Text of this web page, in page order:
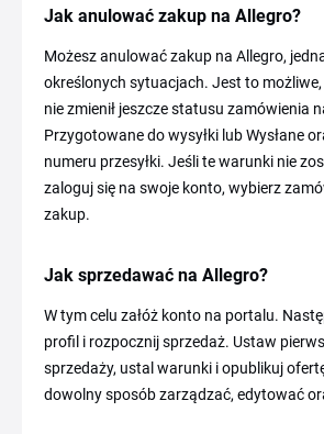
Jak anulować zakup na Allegro?
Możesz anulować zakup na Allegro,
określonych sytuacjach. Jest to
nie zmienił jeszcze statusu zamówienia
Przygotowane do wysyłki lub Wysłane
numeru przesyłki. Jeśli te warunki nie
zaloguj się na swoje konto, wybierz
zakup.
Jak sprzedawać na Allegro?
W tym celu załóż konto na portalu.
profil i rozpocznij sprzedaż. Ustaw
sprzedaży, ustal warunki i opublikuj
dowolny sposób zarządzać, edytować